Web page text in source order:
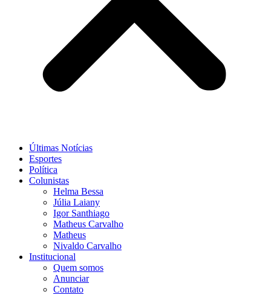
Últimas Notícias
Esportes
Política
Colunistas
Helma Bessa
Júlia Laiany
Igor Santhiago
Matheus Carvalho
Matheus
Nivaldo Carvalho
Institucional
Quem somos
Anunciar
Contato